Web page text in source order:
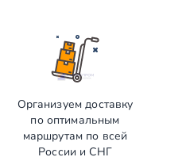
Организуем доставку
по оптимальным
маршрутам по всей
России и СНГ